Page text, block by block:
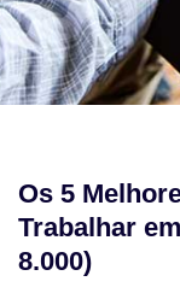
Os 5
Trabalhar
8.000)